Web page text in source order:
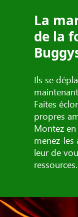
La
de la
Ils se
Faites
propres
Montez
menez-
leur de
ressources.